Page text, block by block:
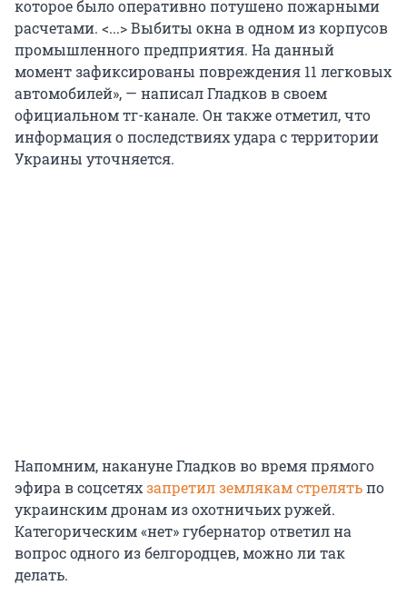
которое было оперативно потушено пожарными
расчетами. <...> Выбиты окна в одном из корпусов
промышленного предприятия. На данный
момент зафиксированы повреждения 11 легковых
автомобилей», — написал Гладков в своем
официальном тг-канале. Он также отметил, что
информация о последствиях удара с территории
Украины уточняется.
Напомним, накануне Гладков во время прямого
эфира в соцсетяхзапретил землякам стрелятьпо
украинским дронам из охотничьих ружей.
Категорическим «нет» губернатор ответил на
вопрос одного из белгородцев, можно ли так
делать.